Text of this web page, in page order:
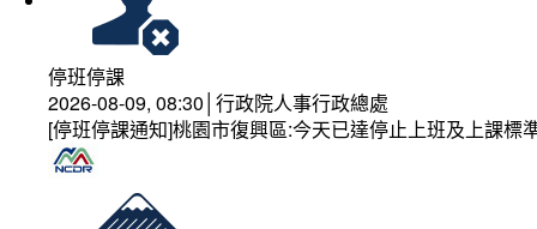
停班停課
2026-08-09, 08:30│行政院人事行政總處
[停班停課通知]桃園市復興區:今天已達停止上班及上課